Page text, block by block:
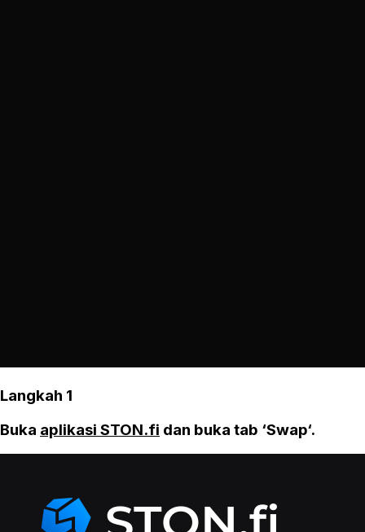
Langkah 1
Buka aplikasi STON.fi dan buka tab ‘Swap‘.